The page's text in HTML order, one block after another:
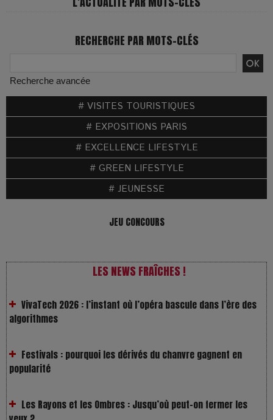
RECHERCHE PAR MOTS-CLÉS
Recherche avancée
# VISITES TOURISTIQUES
# EXPOSITIONS PARIS
# EXCELLENCE LIFESTYLE
# GREEN LIFESTYLE
# JEUNESSE
JEU CONCOURS
LES NEWS FRAÎCHES !
VivaTech 2026 : l’instant où l’opéra bascule dans l’ère des